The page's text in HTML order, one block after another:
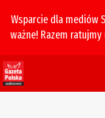
Wsparcie dla mediów
ważne! Razem